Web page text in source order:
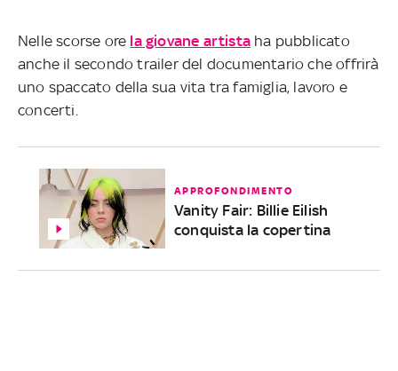
Nelle scorse ore la giovane artista ha pubblicato
anche il secondo trailer del documentario che offrirà
uno spaccato della sua vita tra famiglia, lavoro e
concerti.
APPROFONDIMENTO
Vanity Fair: Billie Eilish
conquista la copertina